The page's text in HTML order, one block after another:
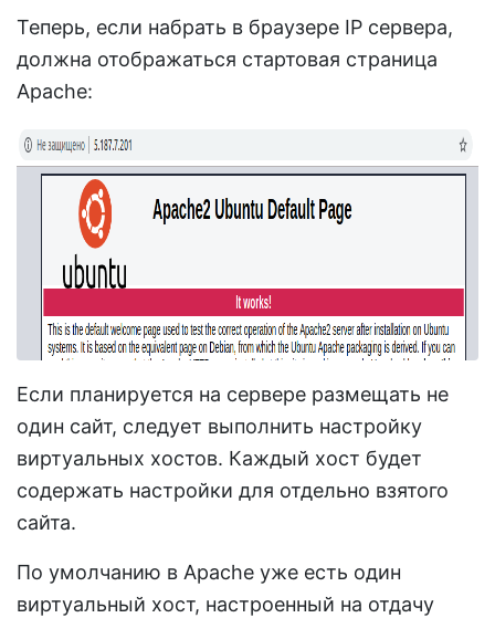
Теперь, если набрать в браузере IP сервера,
должна отображаться стартовая страница
Apache:
Если планируется на сервере размещать не
один сайт, следует выполнить настройку
виртуальных хостов. Каждый хост будет
содержать настройки для отдельно взятого
сайта.
По умолчанию в Apache уже есть один
виртуальный хост, настроенный на отдачу